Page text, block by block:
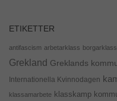
ETIKETTER
antifascism arbetarklass
Grekland Greklands
Internationella Kvinnodagen
klassamarbete klasskamp